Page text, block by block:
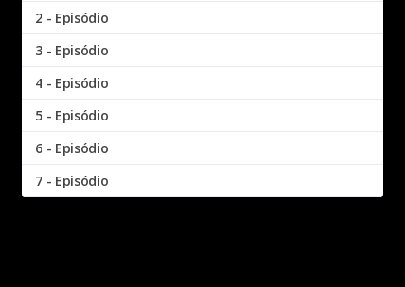
2 - Episódio
3 - Episódio
4 - Episódio
5 - Episódio
6 - Episódio
7 - Episódio